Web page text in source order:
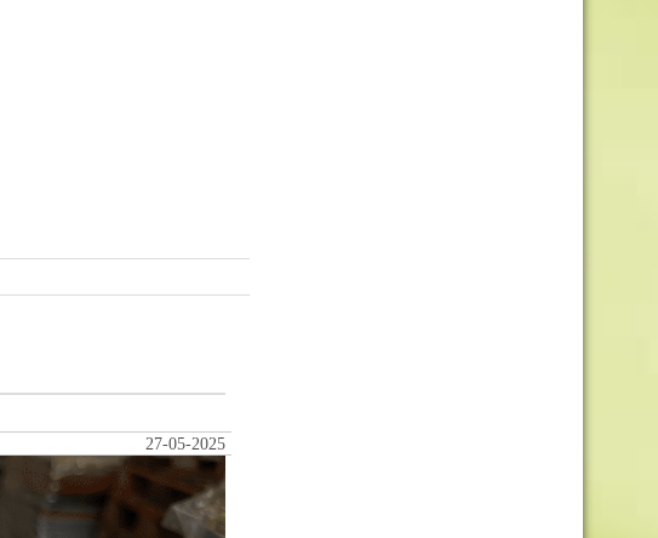
27-05-2025